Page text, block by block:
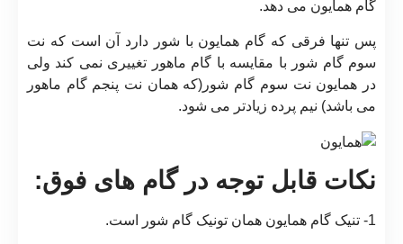
گام همایون می دهد.
پس تنها فرقی که گام همایون با شور دارد آن است که نت
سوم گام شور با مقایسه با گام ماهور تغییری نمی کند ولی
در همایون نت سوم گام شور(که همان نت پنجم گام ماهور
می باشد) نیم پرده زیادتر می شود.
نکات قابل توجه در گام های فوق:
1- تنیک گام همایون همان تونیک گام شور است.